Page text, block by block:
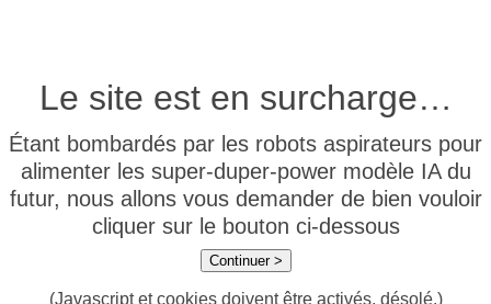
Le site est en surcharge…
Étant bombardés par les robots aspirateurs pour
alimenter les super-duper-power modèle IA du
futur, nous allons vous demander de bien vouloir
cliquer sur le bouton ci-dessous
Continuer >
(Javascript et cookies doivent être activés, désolé.)